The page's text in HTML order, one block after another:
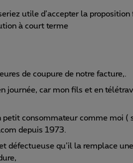
utile d’accepter la proposition
à court terme
de coupure de notre facture,.
journée, car mon fils et en
petit consommateur comme moi (
depuis 1973.
défectueuse qu’il la remplace